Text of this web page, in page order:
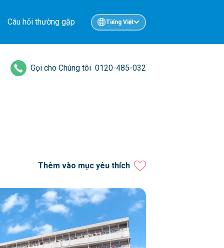
Câu hỏi thường gặp Tiếng Việt
Gọi cho Chúng tôi 0120-485-032
Thêm vào mục yêu thích